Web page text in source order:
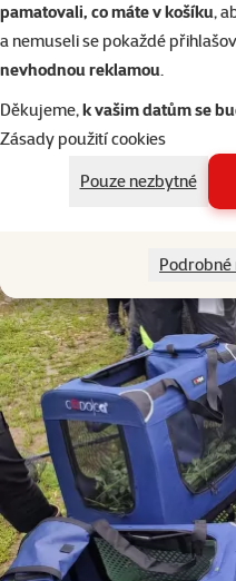
pamatovali, co máte v košíku,
a nemuseli se pokaždé
nevhodnou reklamou.
Děkujeme,k vašim datům se
Zásady použití cookies
Pouze nezbytné